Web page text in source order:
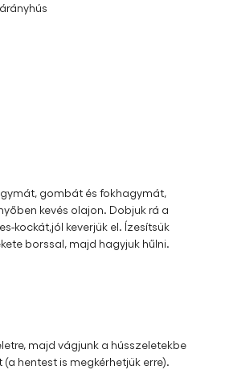
gombát és fokhagymát,
kevés olajon. Dobjuk rá a
kockát,jól keverjük el. Ízesítsük
borssal, majd hagyjuk hűlni.
majd vágjunk a hússzeletekbe
hentest is megkérhetjük erre).